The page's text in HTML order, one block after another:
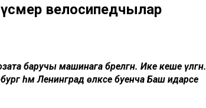
велосипедчылар
баручы машинага бәрелгән. Ике кеше үлгән.
һәм Ленинград өлкәсе буенча Баш идарәсе